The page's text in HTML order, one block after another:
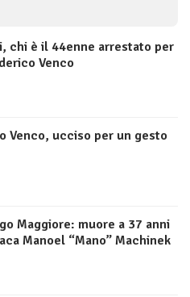
chi è il 44enne arrestato per
Venco
Venco, ucciso per un gesto
Maggiore: muore a 37 anni
Manoel “Mano” Machinek